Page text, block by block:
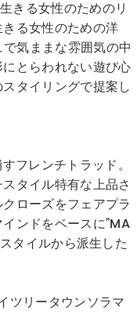
る女性のためのリ
る女性のための洋
気ままな雰囲気の中
とらわれない遊び心
タイリングで提案し
フレンチトラッド。
タイル特有な上品さ
ローズをフェアプラ
ンドをベースに”MA
タイルから派生した
ツリータウンソラマ